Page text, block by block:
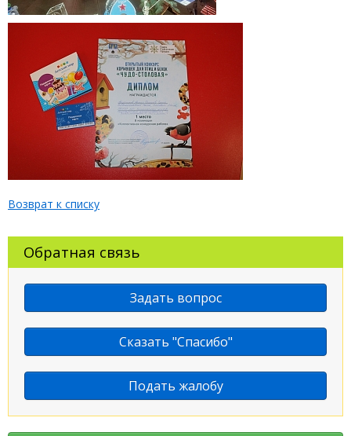
Возврат к списку
Обратная связь
Задать вопрос
Сказать "Спасибо"
Подать жалобу